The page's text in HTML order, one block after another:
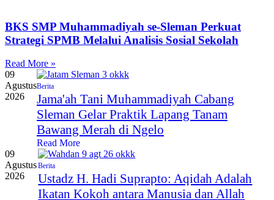
BKS SMP Muhammadiyah se-Sleman Perkuat
Strategi SPMB Melalui Analisis Sosial Sekolah
Read More »
09
Agustus
2026
Berita
Jama'ah Tani Muhammadiyah Cabang
Sleman Gelar Praktik Lapang Tanam
Bawang Merah di Ngelo
Read More
09
Agustus
2026
Berita
Ustadz H. Hadi Suprapto: Aqidah Adalah
Ikatan Kokoh antara Manusia dan Allah